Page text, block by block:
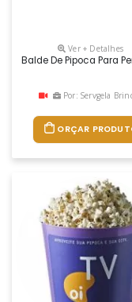
Ver + Detalhes
Balde De Pipoca Para
Por: Servgela
ORÇAR